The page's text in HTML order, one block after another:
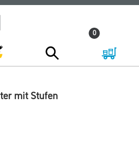
0
mit Stufen